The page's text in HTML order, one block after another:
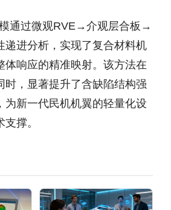
通过微观RVE→介观层合板→
递进分析，实现了复合材料机
体响应的精准映射。该方法在
时，显著提升了含缺陷结构强
为新一代民机机翼的轻量化设
撑。